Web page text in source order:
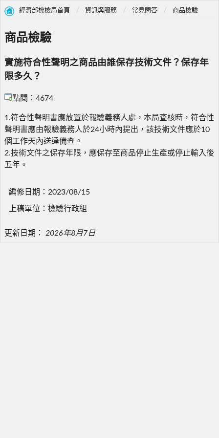
經濟部標檢局首頁 資訊與服務 常見問答 商品檢驗
商品檢驗
實施符合性聲明之商品由誰保存技術文件？保存年
限多久？
點閱：4674
1.符合性聲明書應放置於報驗義務人處，本局查核時，符合性
聲明書應由報驗義務人於24小時內提出，該技術文件應於10
個工作天內送達備查。
2.技術文件之保存年限，應保存至商品停止生產或停止輸入後
五年。
編修日期：2023/08/15
上稿單位：檢驗行政組
更新日期： 2026年8月7日